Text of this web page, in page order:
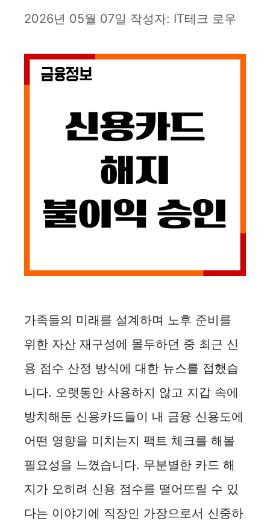
2026년 05월 07일 작성자: IT테크 로우
가족들의 미래를 설계하며 노후 준비를
위한 자산 재구성에 몰두하던 중 최근 신
용 점수 산정 방식에 대한 뉴스를 접했습
니다. 오랫동안 사용하지 않고 지갑 속에
방치해둔 신용카드들이 내 금융 신용도에
어떤 영향을 미치는지 팩트 체크를 해볼
필요성을 느꼈습니다. 무분별한 카드 해
지가 오히려 신용 점수를 떨어뜨릴 수 있
다는 이야기에 직장인 가장으로서 신중하